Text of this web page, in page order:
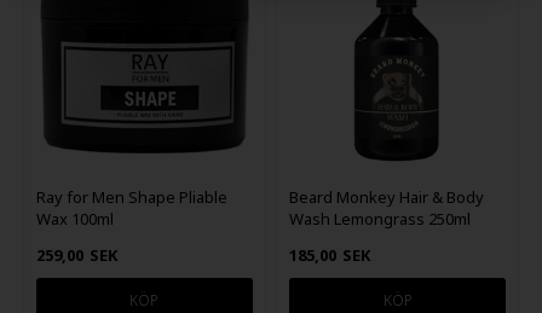
Ray for Men Shape Pliable
Wax 100ml
259,00 SEK
Beard Monkey Hair & Body
Wash Lemongrass 250ml
185,00 SEK